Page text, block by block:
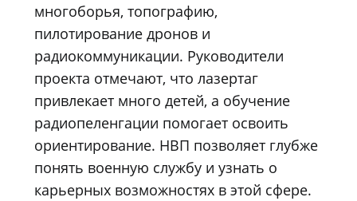
многоборья, топографию,
пилотирование дронов и
радиокоммуникации. Руководители
проекта отмечают, что лазертаг
привлекает много детей, а обучение
радиопеленгации помогает освоить
ориентирование. НВП позволяет глубже
понять военную службу и узнать о
карьерных возможностях в этой сфере.